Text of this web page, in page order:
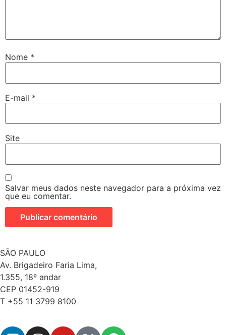
Nome *
E-mail *
Site
Salvar meus dados neste navegador para a próxima vez
que eu comentar.
SÃO PAULO
Av. Brigadeiro Faria Lima,
1.355, 18º andar
CEP 01452-919
T +55 11 3799 8100